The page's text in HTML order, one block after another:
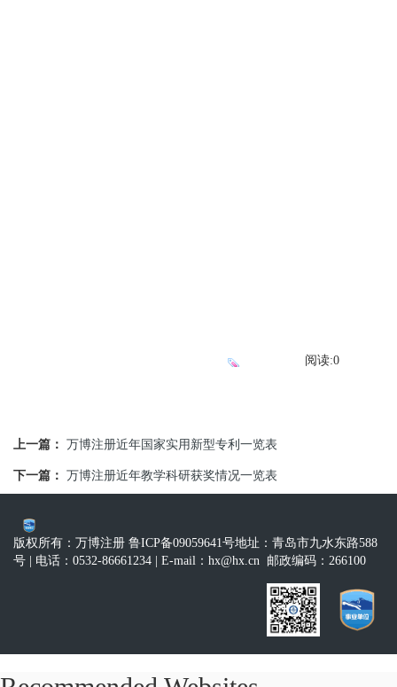
阅读:0
上一篇： 万博注册近年国家实用新型专利一览表
下一篇： 万博注册近年教学科研获奖情况一览表
版权所有：万博注册 鲁ICP备09059641号地址：青岛市九水东路588
号 | 电话：0532-86661234 | E-mail： hx@hx.cn 邮政编码：266100